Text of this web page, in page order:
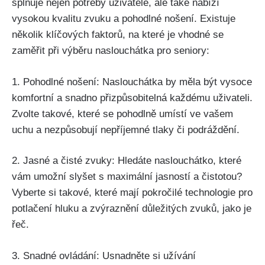
splňuje nejen potřeby uživatele, ale také nabízí
vysokou kvalitu zvuku a pohodlné nošení. Existuje
několik klíčových faktorů, na které je vhodné se
zaměřit při výběru naslouchátka pro seniory:
1. Pohodlné nošení: Naslouchátka by měla být vysoce
komfortní a snadno přizpůsobitelná každému uživateli.
Zvolte takové, které se pohodlně umístí ve vašem
uchu a nezpůsobují nepříjemné tlaky či podráždění.
2. Jasné a čisté zvuky: Hledáte naslouchátko, které
vám umožní slyšet s maximální jasností a čistotou?
Vyberte si takové, které mají pokročilé technologie pro
potlačení hluku a zvýraznění důležitých zvuků, jako je
řeč.
3. Snadné ovládání: Usnadněte si užívání